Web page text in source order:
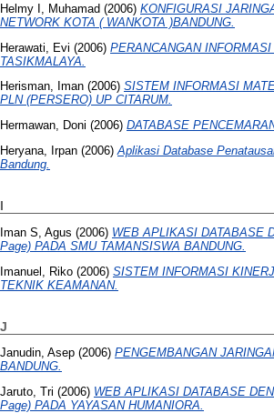
Helmy I, Muhamad (2006) KONFIGURASI
NETWORK KOTA ( WANKOTA )BANDUNG.
Herawati, Evi (2006) PERANCANGAN
TASIKMALAYA.
Herisman, Iman (2006) SISTEM INFORMASI
PLN (PERSERO) UP CITARUM.
Hermawan, Doni (2006) DATABASE
Heryana, Irpan (2006)Aplikasi Database
Bandung.
I
Iman S, Agus (2006) WEB APLIKASI DATABASE
Page) PADA SMU TAMANSISWA BANDUNG.
Imanuel, Riko (2006) SISTEM INFORMASI
TEKNIK KEAMANAN.
J
Janudin, Asep (2006) PENGEMBANGAN
BANDUNG.
Jaruto, Tri (2006) WEB APLIKASI DATABASE
Page) PADA YAYASAN HUMANIORA.